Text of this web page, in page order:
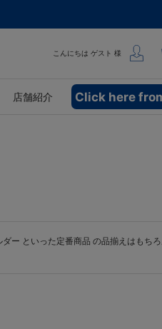
こんにちは ゲスト 様
店舗紹介 Click here
ダー といった定番商品 の品揃えはもち